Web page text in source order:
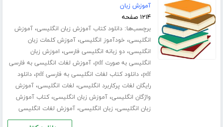
آموزش زبان
۱۲۱۴ صفحه
برچسب‌ها:دانلود کتاب آموزش زبان انگلیسی،آموزش
انگلیسی، خودآموز انگلیسی،آموزش کلمات زبان
انگلیسی،دو زبانه انگلیسی فارسی، اموزش زبان
انگلیسی به صورت pdf
،آموزش لغات انگلیسی به فارسی
pdf،دانلود کتاب لغات انگلیسی به فارسی pdf ،دانلود
رایگان لغات پرکاربرد انگلیسی، لغات انگلیسی،آموزش
واژگان انگلیسی،آموزش زبان انگلیسی،کتاب آموزش
زبان انگلیسی، زبان انگلیسی،آموزش لغات انگلیسی